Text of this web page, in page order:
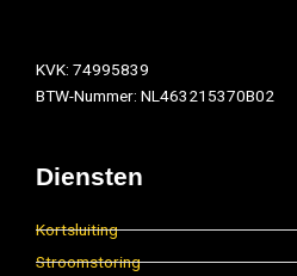
KVK: 74995839
BTW-Nummer: NL463215370B02
Diensten
Kortsluiting
Stroomstoring